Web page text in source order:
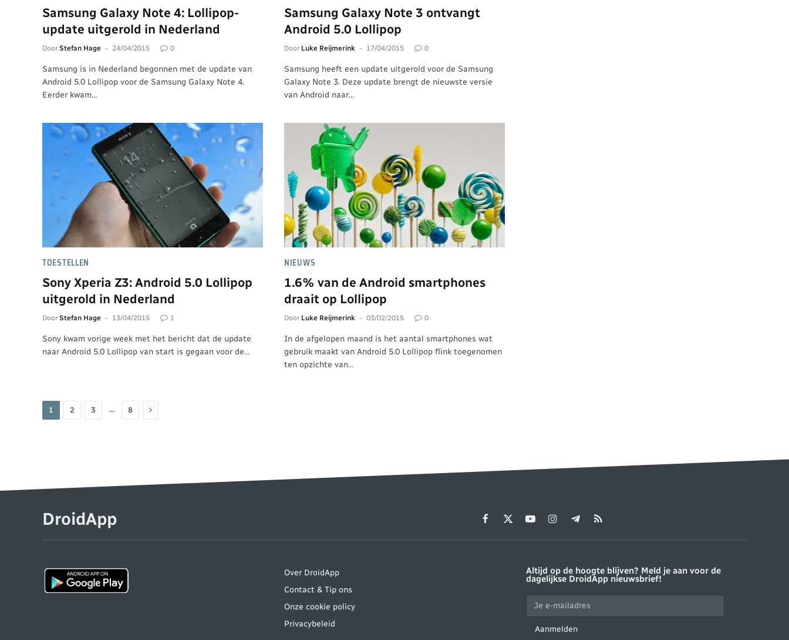
Samsung Galaxy Note 4: Lollipop-
update uitgerold in Nederland
Door Stefan Hage 24/04/2015 0
Samsung is in Nederland begonnen met de update van
Android 5.0 Lollipop voor de Samsung Galaxy Note 4.
Eerder kwam…
Samsung Galaxy Note 3 ontvangt
Android 5.0 Lollipop
Door Luke Reijmerink 17/04/2015 0
Samsung heeft een update uitgerold voor de Samsung
Galaxy Note 3. Deze update brengt de nieuwste versie
van Android naar…
TOESTELLEN
Sony Xperia Z3: Android 5.0 Lollipop
uitgerold in Nederland
Door Stefan Hage 13/04/2015 1
Sony kwam vorige week met het bericht dat de update
naar Android 5.0 Lollipop van start is gegaan voor de…
NIEUWS
1.6% van de Android smartphones
draait op Lollipop
Door Luke Reijmerink 03/02/2015 0
In de afgelopen maand is het aantal smartphones wat
gebruik maakt van Android 5.0 Lollipop flink toegenomen
ten opzichte van…
1 2 3 … 8 Volgende
DroidApp Facebook
X
YouTubeInstagramTelegram
RSS
Over DroidApp
Contact & Tip ons
Onze cookie policy
Privacybeleid
Altijd op de hoogte blijven? Meld je aan voor de
dagelijkse DroidApp nieuwsbrief!
Aanmelden